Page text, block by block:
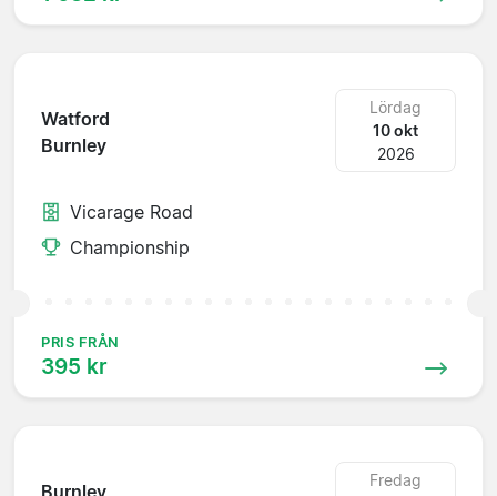
Watford
Burnley
Lördag
10 okt
2026
Vicarage Road
Championship
PRIS FRÅN
395 kr
Fredag